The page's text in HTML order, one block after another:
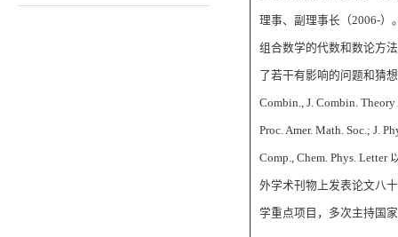
理事、副理事长（2006-）
组合数学的代数和数论方
了若干有影响的问题和猜
Combin., J. Combin. Theory
Proc. Amer. Math. Soc.; J.
Comp., Chem. Phys.
外学术刊物上发表论文八
学重点项目，多次主持国